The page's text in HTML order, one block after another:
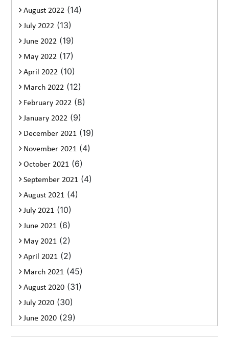
August 2022 (14)
July 2022 (13)
June 2022 (19)
May 2022 (17)
April 2022 (10)
March 2022 (12)
February 2022 (8)
January 2022 (9)
December 2021 (19)
November 2021 (4)
October 2021 (6)
September 2021 (4)
August 2021 (4)
July 2021 (10)
June 2021 (6)
May 2021 (2)
April 2021 (2)
March 2021 (45)
August 2020 (31)
July 2020 (30)
June 2020 (29)